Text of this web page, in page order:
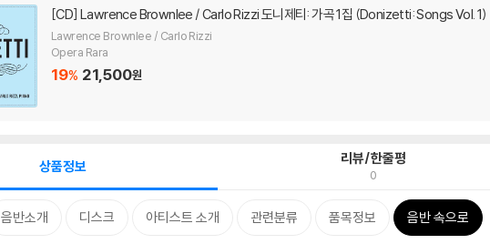
[CD] Lawrence Brownlee / Carlo Rizzi 도니제티: 가곡 1집 (Donizetti: Songs Vol. 1)
Lawrence Brownlee / Carlo Rizzi
Opera Rara
19% 21,500원
상품정보 리뷰/한줄평
0
음반소개 디스크 아티스트 소개 관련분류 품목정보 음반 속으로